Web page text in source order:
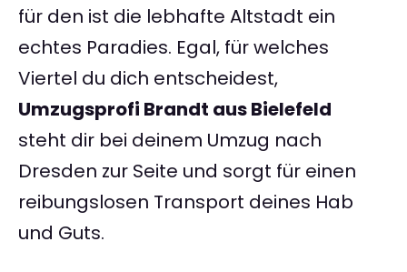
für den ist die lebhafte Altstadt ein
echtes Paradies. Egal, für welches
Viertel du dich entscheidest,
Umzugsprofi Brandt aus Bielefeld
steht dir bei deinem Umzug nach
Dresden zur Seite und sorgt für einen
reibungslosen Transport deines Hab
und Guts.